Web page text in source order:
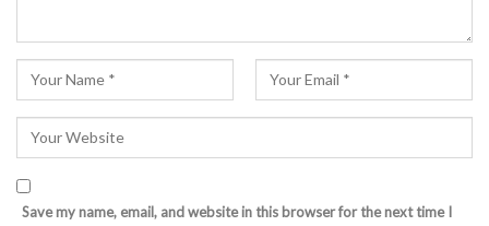
Save my name, email, and website in this browser for the next time I